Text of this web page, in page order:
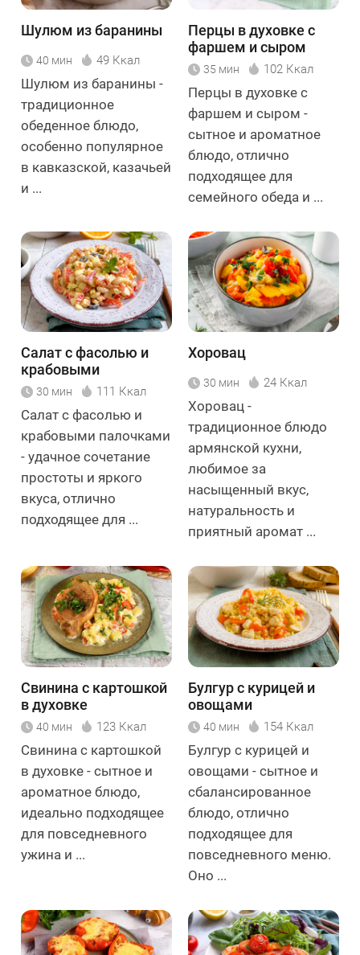
Шулюм из баранины
40 мин 49 Ккал
Шулюм из баранины -
традиционное
обеденное блюдо,
особенно популярное
в кавказской, казачьей
и ...
Перцы в духовке с
фаршем и сыром
35 мин 102 Ккал
Перцы в духовке с
фаршем и сыром -
сытное и ароматное
блюдо, отлично
подходящее для
семейного обеда и ...
Салат с фасолью и
крабовыми
палочками
30 мин 111 Ккал
Салат с фасолью и
крабовыми палочками
- удачное сочетание
простоты и яркого
вкуса, отлично
подходящее для ...
Хоровац
30 мин 24 Ккал
Хоровац -
традиционное блюдо
армянской кухни,
любимое за
насыщенный вкус,
натуральность и
приятный аромат ...
Свинина с картошкой
в духовке
40 мин 123 Ккал
Свинина с картошкой
в духовке - сытное и
ароматное блюдо,
идеально подходящее
для повседневного
ужина и ...
Булгур с курицей и
овощами
40 мин 154 Ккал
Булгур с курицей и
овощами - сытное и
сбалансированное
блюдо, отлично
подходящее для
повседневного меню.
Оно ...